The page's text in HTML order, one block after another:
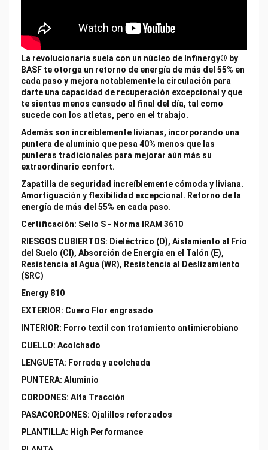
La revolucionaria suela con un núcleo de Infinergy® by
BASF te otorga un retorno de energía de más del 55% en
cada paso y mejora notablemente la circulación para
darte una capacidad de recuperación excepcional y que
te sientas menos cansado al final del día, tal como
sucede con los atletas, pero en el trabajo.
Además son increíblemente livianas, incorporando una
puntera de aluminio que pesa 40% menos que las
punteras tradicionales para mejorar aún más su
extraordinario confort.
Zapatilla de seguridad increíblemente cómoda y liviana.
Amortiguación y flexibilidad excepcional. Retorno de la
energía de más del 55% en cada paso.
Certificación: Sello S - Norma IRAM 3610
RIESGOS CUBIERTOS: Dieléctrico (D), Aislamiento al Frío
del Suelo (CI), Absorción de Energía en el Talón (E),
Resistencia al Agua (WR), Resistencia al Deslizamiento
(SRC)
Energy 810
EXTERIOR: Cuero Flor engrasado
INTERIOR: Forro textil con tratamiento antimicrobiano
CUELLO: Acolchado
LENGUETA: Forrada y acolchada
PUNTERA: Aluminio
CORDONES: Alta Tracción
PASACORDONES: Ojalillos reforzados
PLANTILLA: High Performance